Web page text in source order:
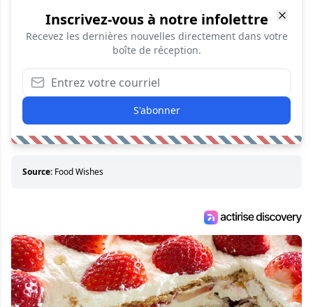
Inscrivez-vous à notre infolettre
Recevez les dernières nouvelles directement dans votre
boîte de réception.
S'abonner
Source: Food Wishes